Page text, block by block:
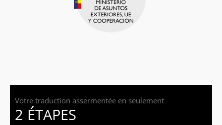
Votre traduction assermentée en seulement
2 ÉTAPES